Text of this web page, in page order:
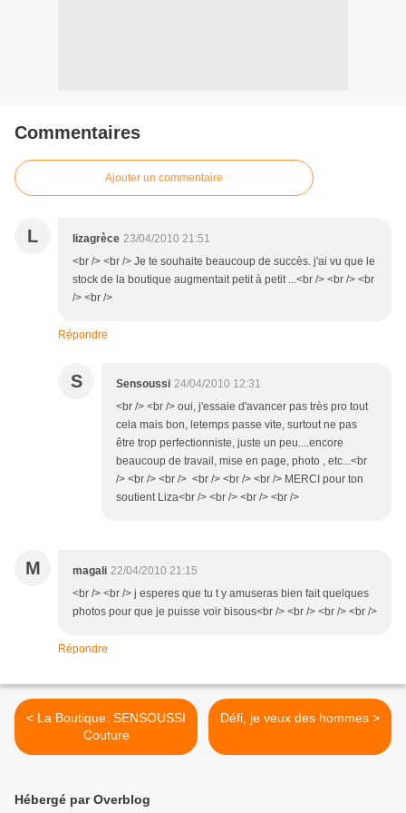
Commentaires
Ajouter un commentaire
L lizagrèce 23/04/2010 21:51
<br /> <br /> Je te souhaite beaucoup de succès. j'ai vu que le
stock de la boutique augmentait petit à petit ...<br /> <br /> <br
/> <br />
Répondre
S Sensoussi 24/04/2010 12:31
<br /> <br /> oui, j'essaie d'avancer pas très pro tout
cela mais bon, letemps passe vite, surtout ne pas
être trop perfectionniste, juste un peu....encore
beaucoup de travail, mise en page, photo , etc...<br
/> <br /> <br /> <br /> <br /> <br /> MERCI pour ton
soutient Liza<br /> <br /> <br /> <br />
M magali 22/04/2010 21:15
<br /> <br /> j esperes que tu t y amuseras bien fait quelques
photos pour que je puisse voir bisous<br /> <br /> <br /> <br />
Répondre
< La Boutique: SENSOUSSI
Couture
Défi, je veux des hommes >
Hébergé par Overblog